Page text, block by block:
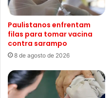
Paulistanos enfrentam
filas para tomar vacina
contra sarampo
8 de agosto de 2026